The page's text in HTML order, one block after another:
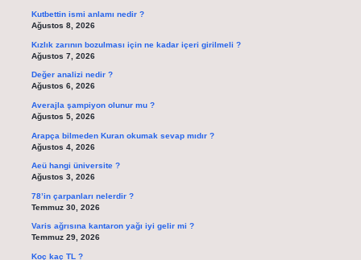
Kutbettin ismi anlamı nedir ?
Ağustos 8, 2026
Kızlık zarının bozulması için ne kadar içeri girilmeli ?
Ağustos 7, 2026
Değer analizi nedir ?
Ağustos 6, 2026
Averajla şampiyon olunur mu ?
Ağustos 5, 2026
Arapça bilmeden Kuran okumak sevap mıdır ?
Ağustos 4, 2026
Aeü hangi üniversite ?
Ağustos 3, 2026
78’in çarpanları nelerdir ?
Temmuz 30, 2026
Varis ağrısına kantaron yağı iyi gelir mi ?
Temmuz 29, 2026
Koç kaç TL ?